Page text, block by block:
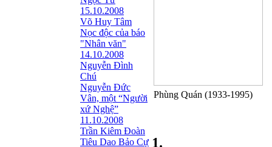
15.10.2008
Võ Huy Tâm
Nọc độc của báo
"Nhân văn"
14.10.2008
Nguyễn Đình
Chú
Nguyễn Đức
Vân, một “Người
xứ Nghệ”
11.10.2008
Trần Kiêm Đoàn
Tiêu Dao Bảo Cự
Phùng Quán (1933-1995)
1.